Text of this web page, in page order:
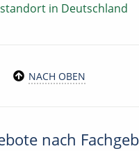
in Deutschland
NACH OBEN
nach